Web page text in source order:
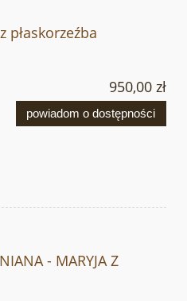
płaskorzeźba
950,00 zł
powiadom o dostępności
- MARYJA Z